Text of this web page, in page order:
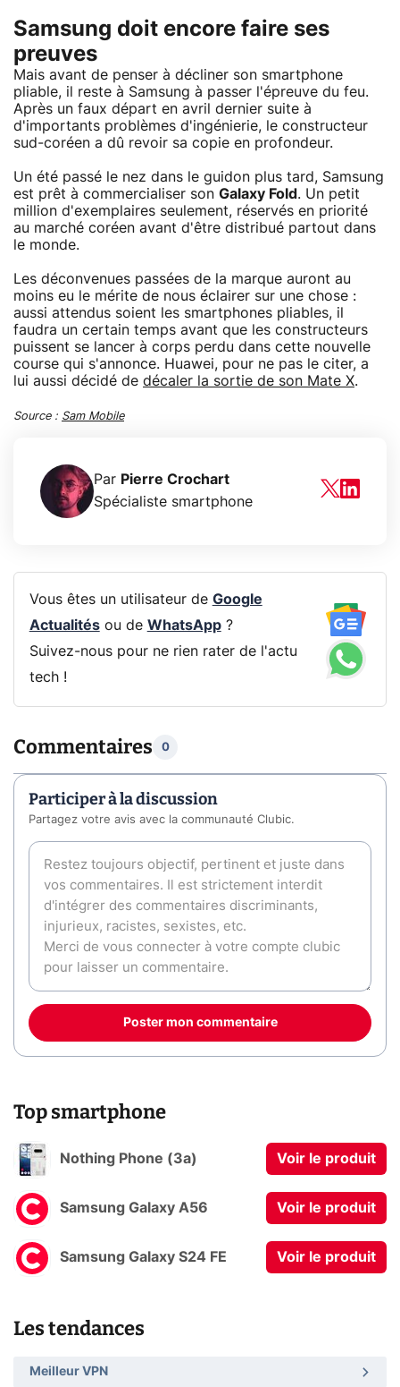
Samsung doit encore faire ses
preuves
Mais avant de penser à décliner son smartphone
pliable, il reste à Samsung à passer l'épreuve du feu.
Après un faux départ en avril dernier suite à
d'importants problèmes d'ingénierie, le constructeur
sud-coréen a dû revoir sa copie en profondeur.
Un été passé le nez dans le guidon plus tard, Samsung
est prêt à commercialiser son Galaxy Fold . Un petit
million d'exemplaires seulement, réservés en priorité
au marché coréen avant d'être distribué partout dans
le monde.
Les déconvenues passées de la marque auront au
moins eu le mérite de nous éclairer sur une chose :
aussi attendus soient les smartphones pliables, il
faudra un certain temps avant que les constructeurs
puissent se lancer à corps perdu dans cette nouvelle
course qui s'annonce. Huawei, pour ne pas le citer, a
lui aussi décidé de décaler la sortie de son Mate X.
Source : Sam Mobile
Par Pierre Crochart
Spécialiste smartphone
Vous êtes un utilisateur de Google
Actualitésou de WhatsApp?
Suivez-nous pour ne rien rater de l'actu
tech !
Commentaires 0
Participer à la discussion
Partagez votre avis avec la communauté Clubic.
Poster mon commentaire
Top smartphone
Nothing Phone (3a) Voir le produit
Samsung Galaxy A56 Voir le produit
Samsung Galaxy S24 FE Voir le produit
Les tendances
Meilleur VPN